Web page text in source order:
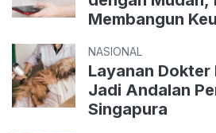
Membangun
NASIONAL
Layanan Dokter
Jadi Andalan
Singapura